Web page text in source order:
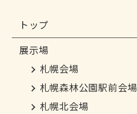
トップ
札幌会場
札幌森林公園駅前会場
札幌北会場